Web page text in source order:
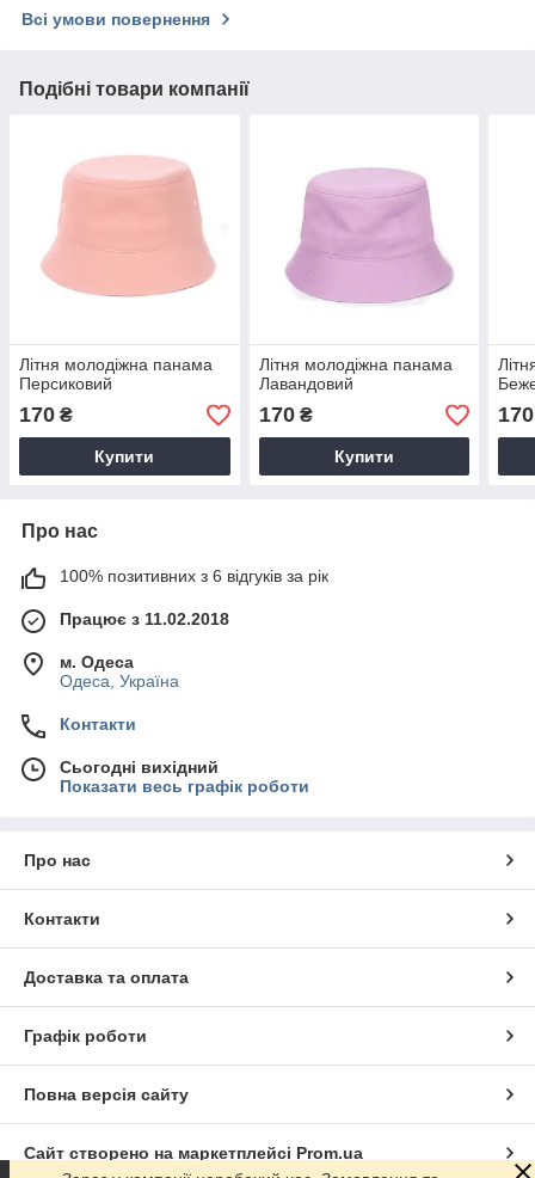
Всі умови повернення
Подібні товари компанії
Літня молодіжна панама
Персиковий
170 ₴
Купити
Літня молодіжна панама
Лавандовий
170₴
Купити
170
Про нас
100% позитивних з 6 відгуків за рік
Працює з 11.02.2018
м. Одеса
Одеса, Україна
Контакти
Сьогодні вихідний
Показати весь графік роботи
Про нас
Контакти
Доставка та оплата
Графік роботи
Повна версія сайту
Сайт створено на маркетплейсі Prom.ua